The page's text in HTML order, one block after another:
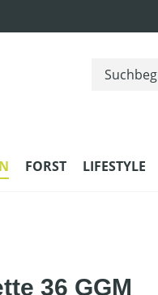
FORST LIFESTYLE
36 GGM